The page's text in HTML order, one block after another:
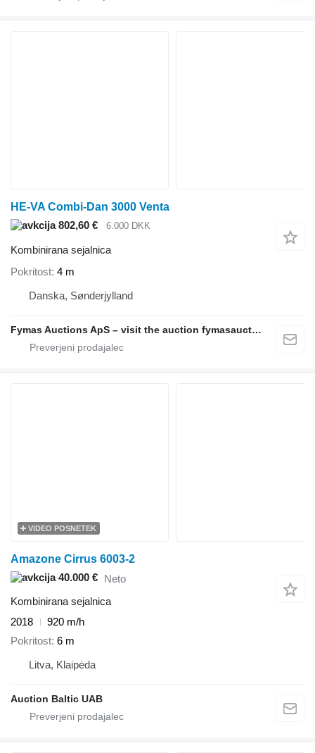
HE-VA Combi-Dan 3000 Venta
802,60 €
6.000 DKK
Kombinirana sejalnica
Pokritost 4 m
Danska, Sønderjylland
Fymas Auctions ApS – visit the auction fymasauctions.dk
VIDEO POSNETEK
Amazone Cirrus 6003-2
40.000 € Neto
Kombinirana sejalnica
2018
920 m/h
Pokritost 6 m
Litva, Klaipėda
Auction Baltic UAB